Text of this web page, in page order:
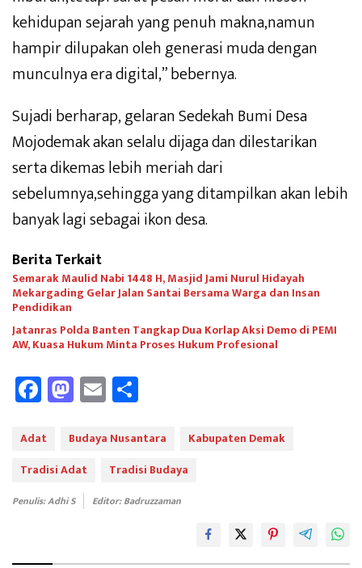
kehidupan sejarah yang penuh makna,namun
hampir dilupakan oleh generasi muda dengan
munculnya era digital,” bebernya.
Sujadi berharap, gelaran Sedekah Bumi Desa
Mojodemak akan selalu dijaga dan dilestarikan
serta dikemas lebih meriah dari
sebelumnya,sehingga yang ditampilkan akan lebih
banyak lagi sebagai ikon desa.
Berita Terkait
Semarak Maulid Nabi 1448 H, Masjid Jami Nurul Hidayah
Mekargading Gelar Jalan Santai Bersama Warga dan Insan
Pendidikan
Jatanras Polda Banten Tangkap Dua Korlap Aksi Demo di PEMI
AW, Kuasa Hukum Minta Proses Hukum Profesional
Fa
ce
b
oo
k
M
as
to
d
o
n
E
m
ail e
Adat Budaya Nusantara
Kabupaten Demak
Tradisi Adat
Tradisi Budaya
Penulis: Adhi S Editor: Badruzzaman